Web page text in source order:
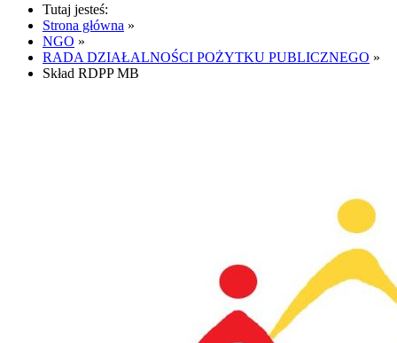
Tutaj jesteś:
Strona główna »
NGO »
RADA DZIAŁALNOŚCI POŻYTKU PUBLICZNEGO »
Skład RDPP MB